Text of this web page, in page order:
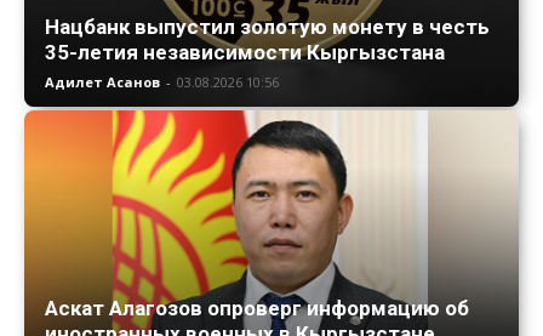
Нацбанк выпустил золотую монету в честь
35-летия независимости Кыргызстана
Адилет Асанов - 03.08.2026 10:56
Аскат Алагозов опроверг информацию об